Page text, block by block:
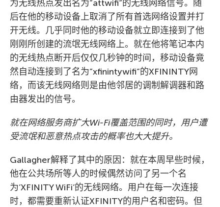
为无线热点发出名为”attwifi”的无线网络信号。随
后在他的移动设备上取消了所有首选网络设置并打
开无线。几乎同时他的移动设备就立即连接到了他
刚刚所创建的流氓无线网络上。就在他将笔记本内
的无线热点断开后仅仅几秒钟的时间，移动设备竟
然自动连接到了名为”xfinintywifi”的XFININTY网
络，而该无线网络则是由他邻居的调制解调器和路
由器发出的信号。
就在网络服务商扩大Wi-Fi覆盖范围的同时，用户遭
受流氓和恶意热点攻击的概率也大大提升。
Gallagher解释了其中的原因：就在本周早些时候，
他在公共场所等人的时候偶然访问了另一个名
为’XFINITY WiFi’的无线网络。用户在每一次连接
时，都需要重新认证XFINITY的用户名和密码。但